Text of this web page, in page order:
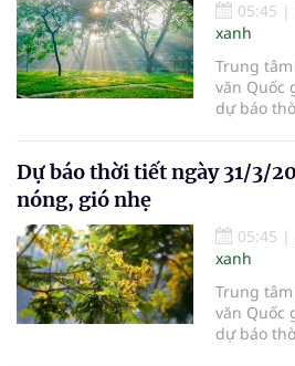
05:45 |
xanh
Trung
văn Quốc
dự báo
Dự báo thời tiết ngày 31/3/
nóng, gió nhẹ
05:45 |
xanh
Trung
văn Quốc
dự báo